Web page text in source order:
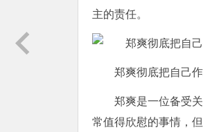
主的责任。
郑爽彻底把自己
郑爽是一位备受
常值得欣慰的事情，